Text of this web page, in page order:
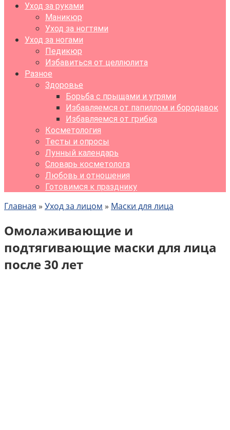
Уход за руками
Маникюр
Уход за ногтями
Уход за ногами
Педикюр
Избавиться от целлюлита
Разное
Здоровье
Борьба с прыщами и угрями
Избавляемся от папиллом и бородавок
Избавляемся от грибка
Косметология
Тесты и опросы
Лунный календарь
Словарь косметолога
Любовь и отношения
Готовимся к празднику
Главная » Уход за лицом » Маски для лица
Омолаживающие и
подтягивающие маски для лица
после 30 лет